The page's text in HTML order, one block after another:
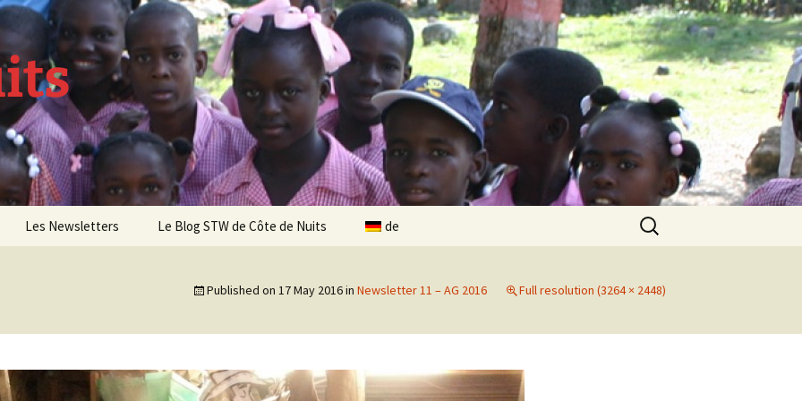
Les Newsletters
Newsletter 7 – Sept 2014
Le Blog STW de Côte de Nuits de
Search
for:
Published on 17 May 2016in Newsletter 11 – AG 2016 Full resolution (3264 × 2448)